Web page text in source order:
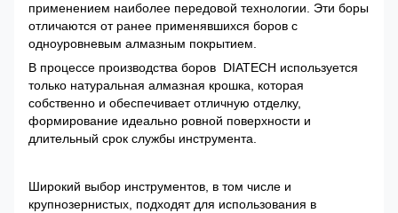
применением наиболее передовой технологии. Эти боры
отличаются от ранее применявшихся боров с
одноуровневым алмазным покрытием.
В процессе производства боров DIATECH используется
только натуральная алмазная крошка, которая
собственно и обеспечивает отличную отделку,
формирование идеально ровной поверхности и
длительный срок службы инструмента.
Широкий выбор инструментов, в том числе и
крупнозернистых, подходят для использования в